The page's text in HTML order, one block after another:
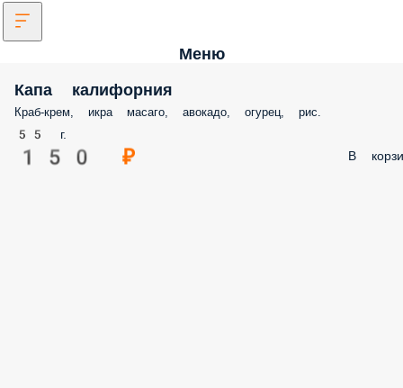
Меню
Капа калифорния
Краб-крем, икра масаго, авокадо, огурец, рис.
55 г.
150 ₽ В